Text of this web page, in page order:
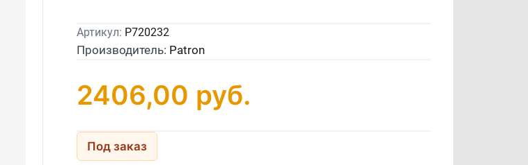
Артикул: P720232
Производитель: Patron
2406,00 руб.
Под заказ